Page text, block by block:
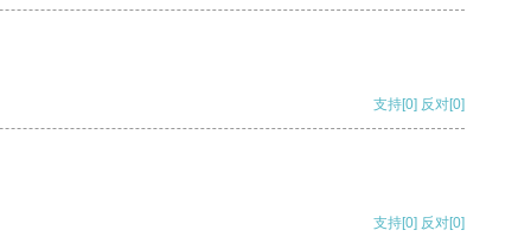
支持[0] 反对[0]
支持[0] 反对[0]